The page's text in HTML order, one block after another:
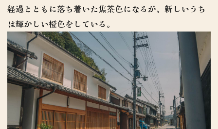
経過とともに落ち着いた焦茶色になるが、新しいうち
は輝かしい橙色をしている。